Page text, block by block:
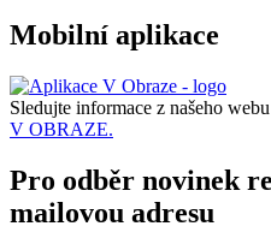
Mobilní aplikace
Sledujte informace z našeho
V OBRAZE.
Pro odběr novinek
mailovou adresu